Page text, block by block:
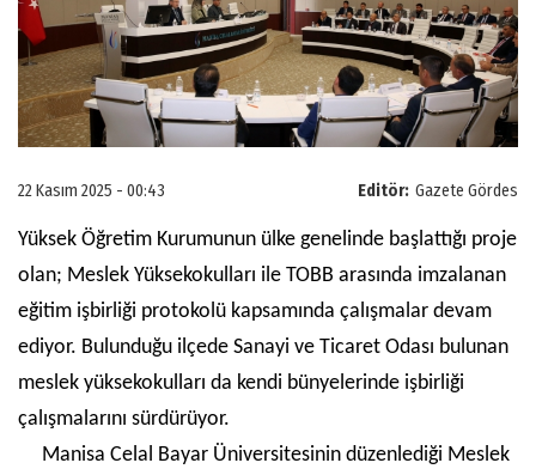
Editör: Gazete Gördes
22 Kasım 2025 - 00:43
Yüksek Öğretim Kurumunun ülke genelinde başlattığı proje
olan; Meslek Yüksekokulları ile TOBB arasında imzalanan
eğitim işbirliği protokolü kapsamında çalışmalar devam
ediyor. Bulunduğu ilçede Sanayi ve Ticaret Odası bulunan
meslek yüksekokulları da kendi bünyelerinde işbirliği
çalışmalarını sürdürüyor.
Manisa Celal Bayar Üniversitesinin düzenlediği Meslek